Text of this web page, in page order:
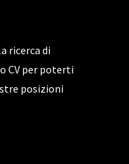
ricerca di
CV per poterti
posizioni